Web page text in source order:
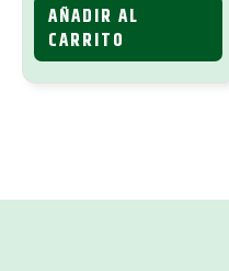
AÑADIR AL
CARRITO